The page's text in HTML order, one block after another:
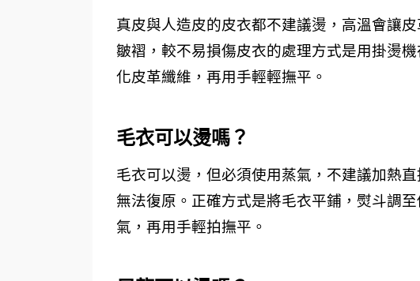
真皮與人造皮的皮衣都不建議燙，高溫會讓
皺褶，較不易損傷皮衣的處理方式是用掛燙
化皮革纖維，再用手輕輕撫平。
毛衣可以燙嗎？
毛衣可以燙，但必須使用蒸氣，不建議加熱
無法復原。正確方式是將毛衣平鋪，熨斗調
氣，再用手輕拍撫平。